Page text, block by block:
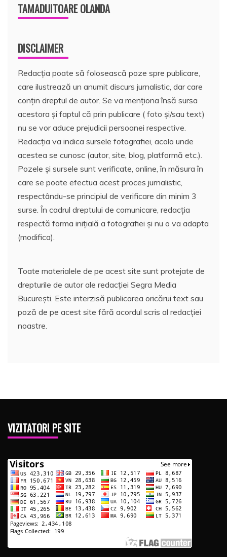
TAMADUITOARE OLANDA
DISCLAIMER
Redacția poate să folosească poze spre publicare,
care ilustrează un anumit discurs jurnalistic, dar care
conțin dreptul de autor. Se va menționa însă sursa
acestora și faptul că prin publicare ( foto și/sau text)
nu se vor aduce prejudicii persoanei respective.
Redacția va indica sursele fotografiei, acolo unde
acestea se cunosc (autor, site, blog, platformă etc.).
Pozele și sursele sunt verificate, online, în măsura în
care se poate efectua acest proces jurnalistic,
respectându-se principiul de verificare din minim 3
surse. În cadrul dreptului de comunicare, redacția
respectă forma inițială a fotografiei și nu o va adapta
(modifica).
Toate materialele de pe acest site sunt protejate de
drepturile de autor ale redacției Segra Media
București. Este interzisă publicarea oricărui text sau
poză de pe acest site fără acordul scris al redacției
noastre.
VIZITATORI PE SITE